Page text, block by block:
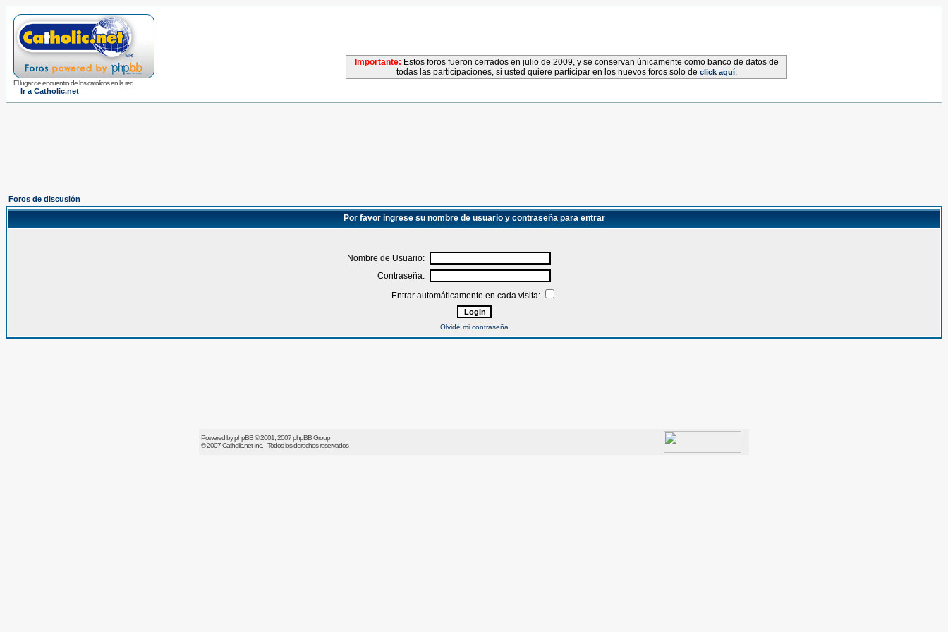
El lugar de encuentro de los católicos en la red
Ir a Catholic.net
Importante: Estos foros fueron cerrados en julio de 2009, y se conservan únicamente como banco de datos de
todas las participaciones, si usted quiere participar en los nuevos foros solo de click aquí.
Foros de discusión
Por favor ingrese su nombre de usuario y contraseña para entrar
Nombre de Usuario:
Contraseña:
Entrar automáticamente en cada visita:
Olvidé mi contraseña
Powered byphpBB© 2001, 2007 phpBB Group
© 2007Catholic.netInc. - Todos los derechos reservados